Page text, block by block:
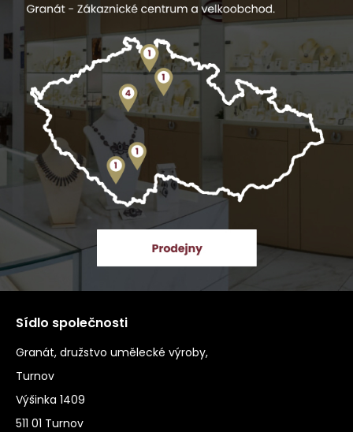
Sídlo společnosti
Granát, družstvo umělecké výroby,
Turnov
Výšinka 1409
511 01 Turnov